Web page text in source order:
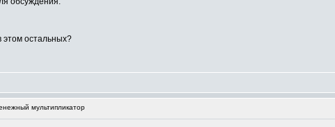
этом остальных?
мультипликатор